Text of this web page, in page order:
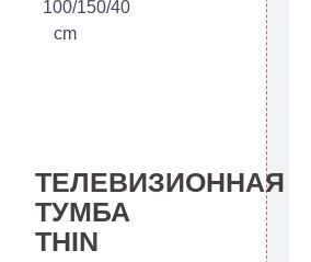
100/150/40
cm
ТЕЛЕВИЗИОННАЯ
ТУМБА
THIN